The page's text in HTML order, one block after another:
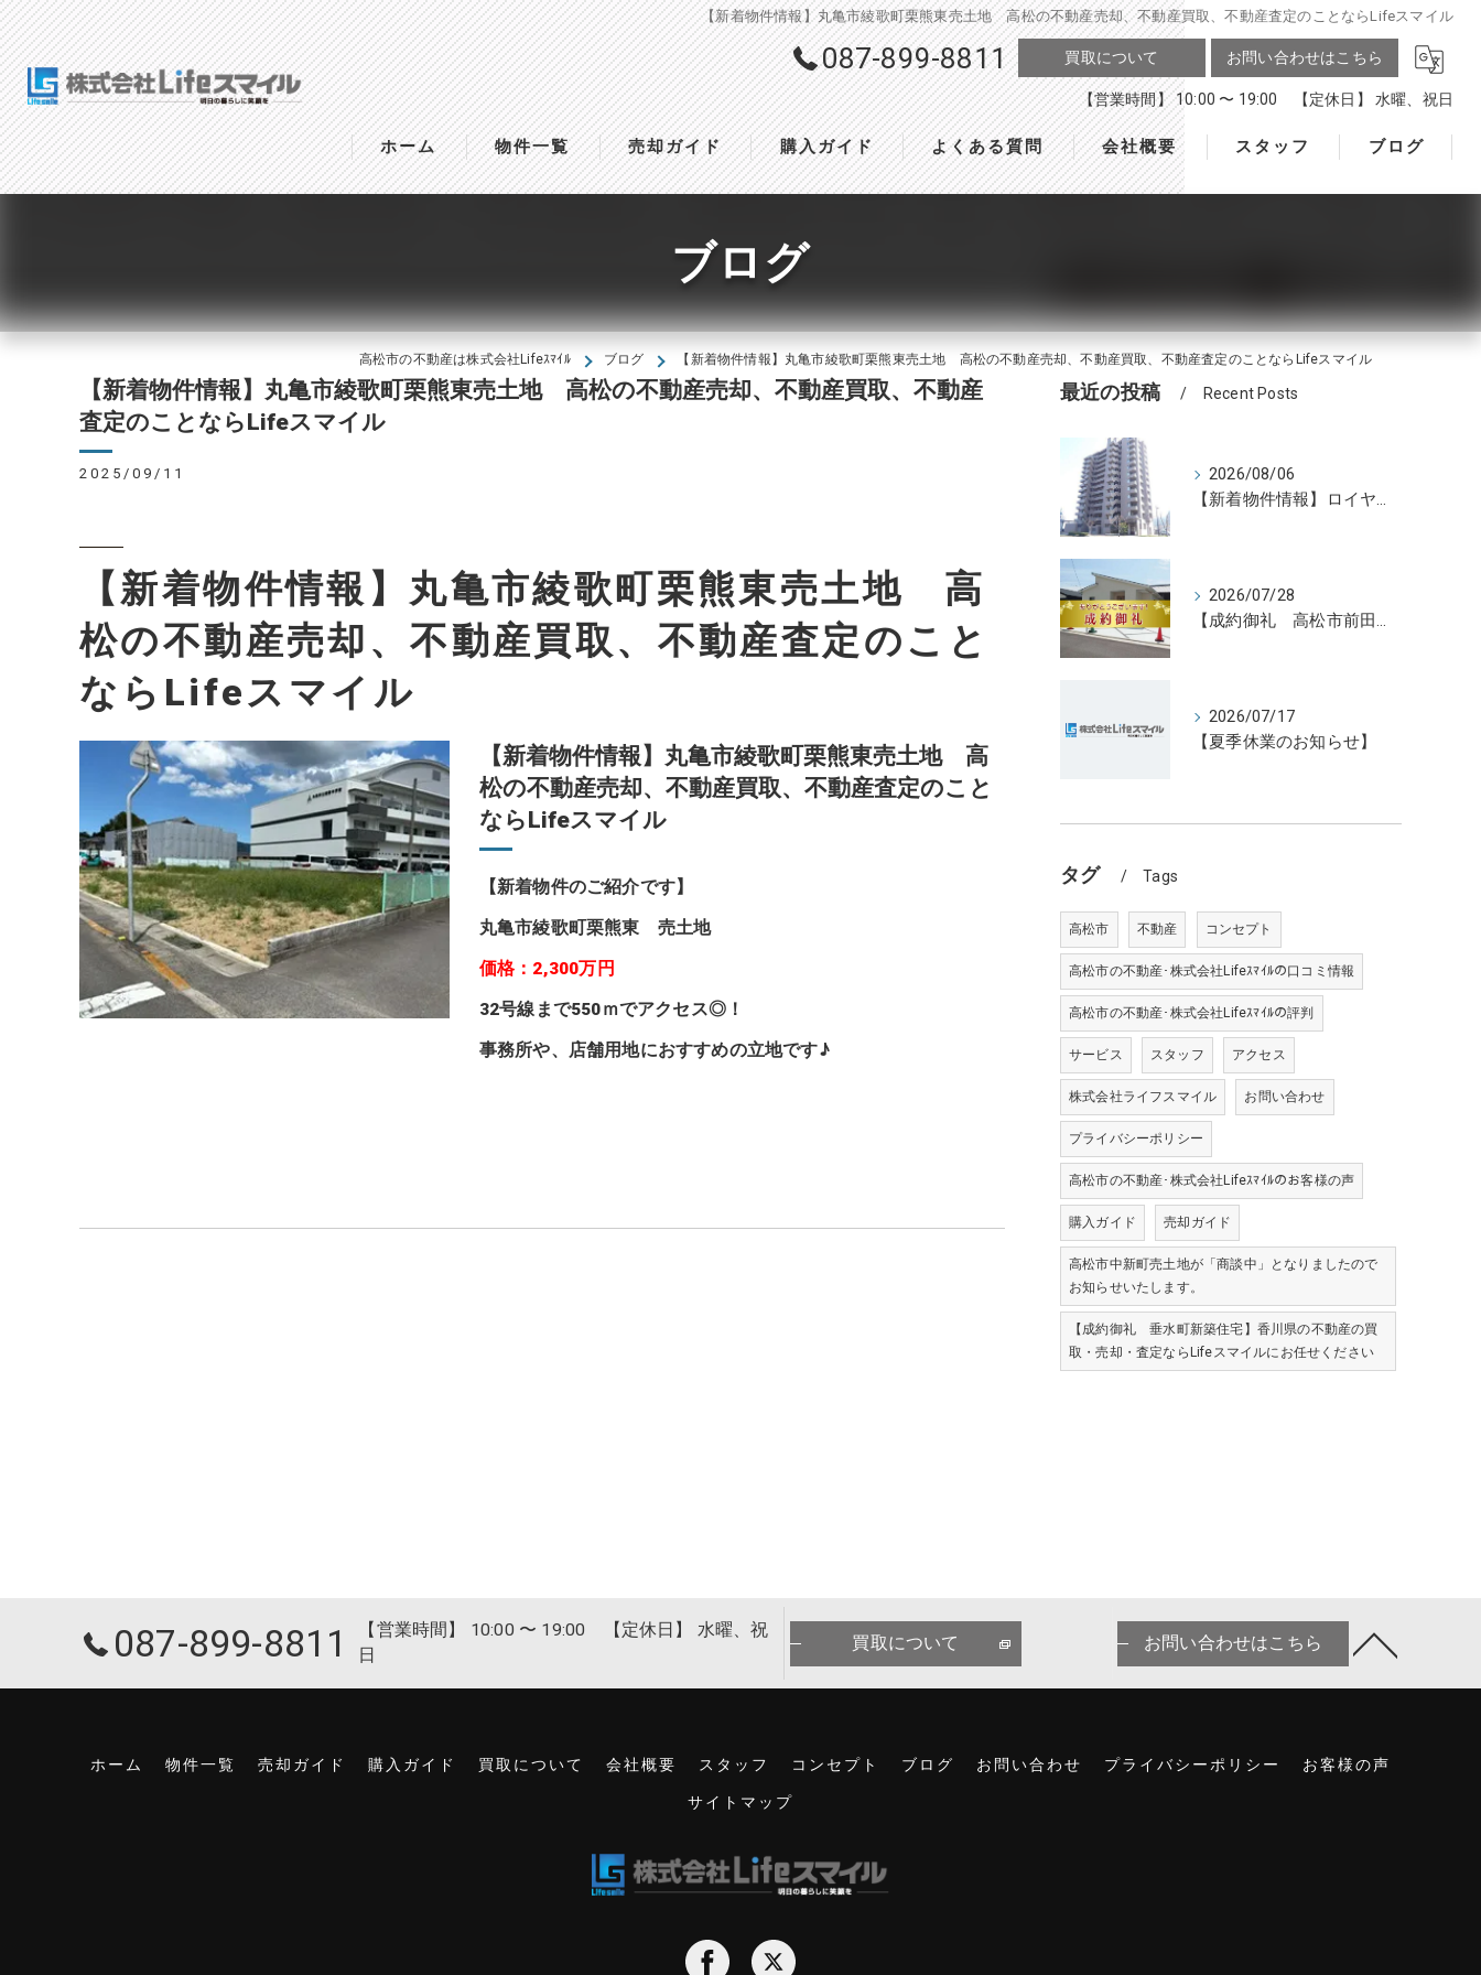
【新着物件情報】丸亀市綾歌町栗熊東売土地 高松の不動産売却、不動産買取、不動産査定のことならLifeスマイル
087-899-8811 買取について お問い合わせはこちら
【営業時間】 10:00 〜 19:00 【定休日】 水曜、祝日
ホーム 物件一覧 売却ガイド 購入ガイド よくある質問 会社概要 スタッフ ブログ
ブログ
高松市の不動産は株式会社Lifeｽﾏｲﾙ ブログ 【新着物件情報】丸亀市綾歌町栗熊東売土地 高松の不動産売却、不動産買取、不動産査定のことならLifeスマイル
【新着物件情報】丸亀市綾歌町栗熊東売土地 高松の不動産売却、不動産買取、不動産
査定のことならLifeスマイル
2025/09/11
【新着物件情報】丸亀市綾歌町栗熊東売土地 高
松の不動産売却、不動産買取、不動産査定のこと
ならLifeスマイル
【新着物件情報】丸亀市綾歌町栗熊東売土地 高
松の不動産売却、不動産買取、不動産査定のこと
ならLifeスマイル
【新着物件のご紹介です】
丸亀市綾歌町栗熊東 売土地
価格：2,300万円
32号線まで550ｍでアクセス◎！
事務所や、店舗用地におすすめの立地です♪
最近の投稿 Recent Posts
2026/08/06
【新着物件情報】ロイヤルガーデン宇多津駅前三番館1305号 高松の不動産売却、不動産買取、不動産査定のことならLifeスマイル
2026/07/28
【成約御礼 高松市前田東町新築住宅3号地】香川県の不動産の買取・売却・査定ならLifeスマイルにお任せください
2026/07/17
【夏季休業のお知らせ】
タグ Tags
高松市 不動産 コンセプト
高松市の不動産･株式会社Lifeｽﾏｲﾙの口コミ情報
高松市の不動産･株式会社Lifeｽﾏｲﾙの評判
サービス スタッフ アクセス
株式会社ライフスマイル お問い合わせ
プライバシーポリシー
高松市の不動産･株式会社Lifeｽﾏｲﾙのお客様の声
購入ガイド 売却ガイド
高松市中新町売土地が「商談中」となりましたので
お知らせいたします。
【成約御礼 垂水町新築住宅】香川県の不動産の買
取・売却・査定ならLifeスマイルにお任せください
087-899-8811
【営業時間】 10:00 〜 19:00 【定休日】 水曜、祝
日
買取について お問い合わせはこちら
ホーム 物件一覧 売却ガイド 購入ガイド 買取について 会社概要 スタッフ コンセプト ブログ お問い合わせ プライバシーポリシー お客様の声
サイトマップ